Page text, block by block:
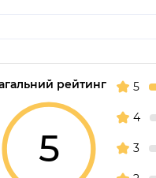
рейтинг
5
5
4
3